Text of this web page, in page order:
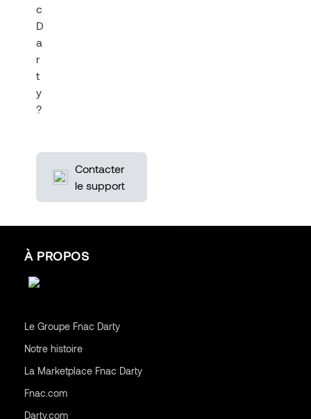
c
D
a
r
t
y
?
Contacter
le support
À PROPOS
Le Groupe Fnac Darty
Notre histoire
La Marketplace Fnac Darty
Fnac.com
Darty.com